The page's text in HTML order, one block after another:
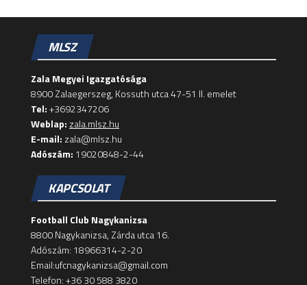
MLSZ
Zala Megyei Igazgatósága
8900 Zalaegerszeg, Kossuth utca 47-51 II. emelet
Tel:+3692347206
Weblap: zala.mlsz.hu
E-mail: zala@mlsz.hu
Adószám: 19020848-2-44
KAPCSOLAT
Football Club Nagykanizsa
8800 Nagykanizsa, Zárda utca 16.
Adószám: 18966314-2-20
Email:ufcnagykanizsa@gmail.com
Telefon: +36 30 588 3820